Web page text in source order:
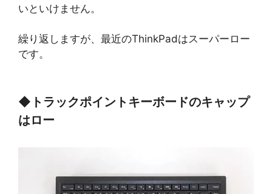
いといけません。
繰り返しますが、最近のThinkPadはスーパーロー
です。
◆ トラックポイントキーボードのキャップ
はロー